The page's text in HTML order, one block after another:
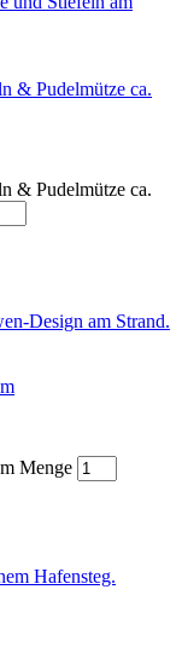
& Pudelmütze ca.
& Pudelmütze ca.
Menge